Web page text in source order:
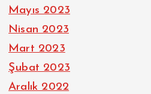
Mayıs 2023
Nisan 2023
Mart 2023
Şubat 2023
Aralık 2022